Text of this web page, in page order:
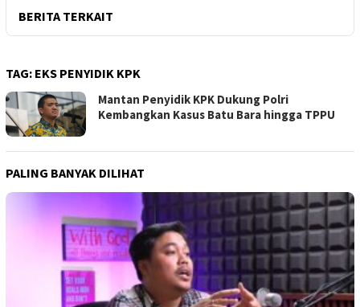
BERITA TERKAIT
TAG: EKS PENYIDIK KPK
Mantan Penyidik KPK Dukung Polri
Kembangkan Kasus Batu Bara hingga TPPU
PALING BANYAK DILIHAT